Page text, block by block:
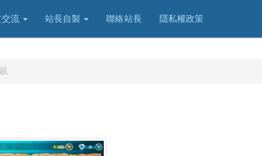
流 站長自製 聯絡站長 隱私權政策